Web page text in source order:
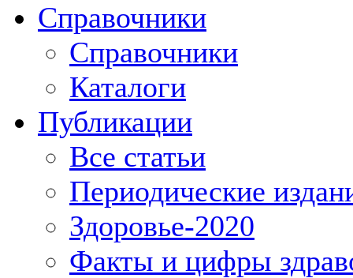
Справочники
Справочники
Каталоги
Публикации
Все статьи
Периодические
Здоровье-2020
Факты и цифры